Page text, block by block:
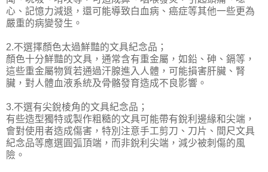
心、記憶力減退，還可能導致白血病、癌症等其他一些更為
嚴重的病變發生。
2.不選擇顏色太過鮮豔的文具紀念品；
顏色十分鮮豔的文具，通常含有重金屬，如鉛、砷、鎘等，
這些重金屬物質若通過汗腺進入人體，可能損害肝臟、腎
臟，對人體血液系統及骨骼發育造成不良影響。
3.不選有尖銳棱角的文具紀念品；
有些造型獨特或製作粗糙的文具可能帶有銳利邊緣和尖端，
會對使用者造成傷害，特別注意手工剪刀、刀片、間尺文具
紀念品等應選圓弧頂端，而非銳利尖端，減少被刺傷的風
險。